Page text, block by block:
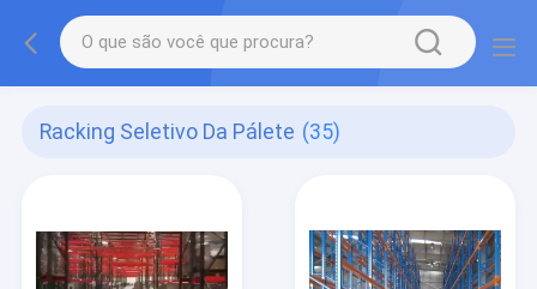
Racking Seletivo Da Pálete (35)